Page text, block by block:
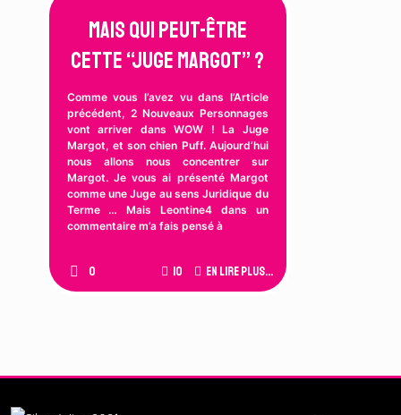
Mais qui peut-être
cette “Juge Margot” ?
Comme vous l’avez vu dans l’Article
précédent, 2 Nouveaux Personnages
vont arriver dans WOW ! La Juge
Margot, et son chien Puff. Aujourd’hui
nous allons nous concentrer sur
Margot. Je vous ai présenté Margot
comme une Juge au sens Juridique du
Terme … Mais Leontine4 dans un
commentaire m’a fais pensé à
0 10 En lire plus...